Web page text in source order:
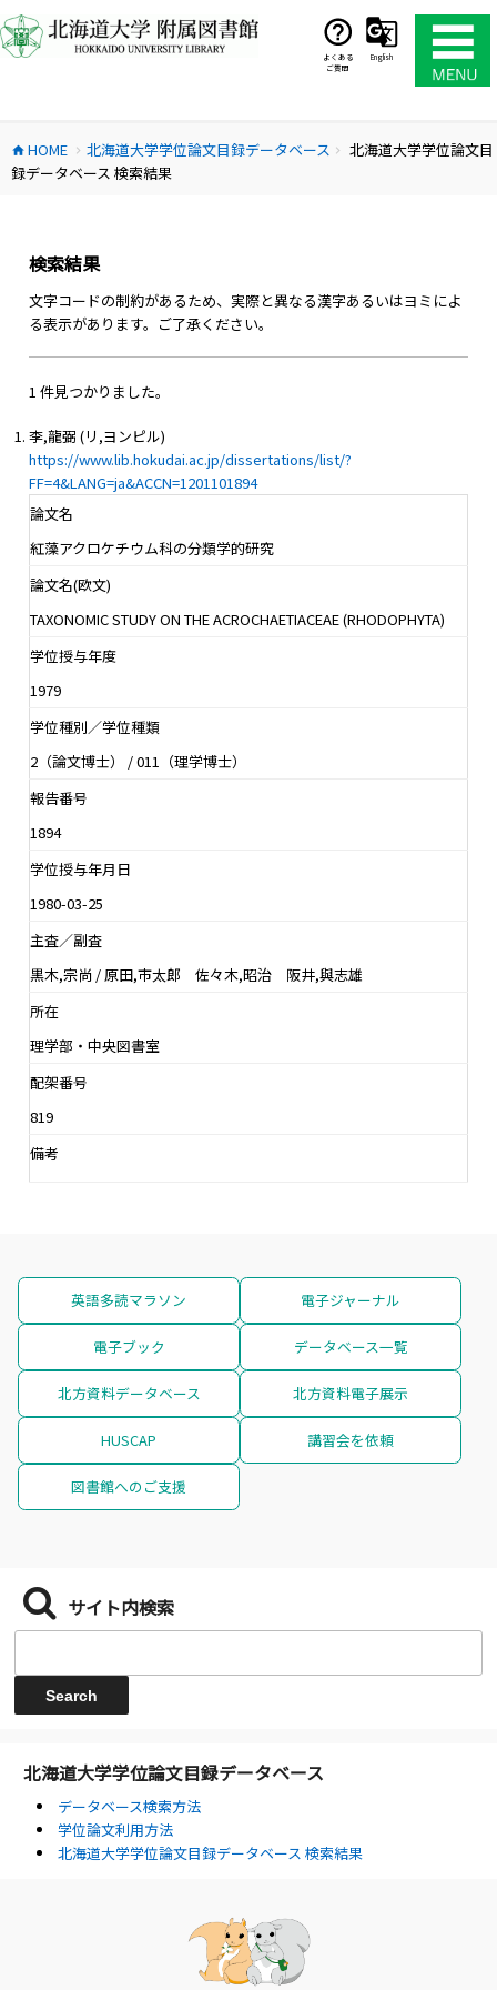
ン
テ
ス
キ
よくある
ご質問
English
home HOME chevron_right 北海道大学学位論文目録データベース chevron_right
北海道大学学位論文目
録データベース 検索結果
検索結果
文字コードの制約があるため、実際と異なる漢字あるいはヨミによ
る表示があります。ご了承ください。
1 件見つかりました。
李,龍弼 (リ,ヨンピル)
https://www.lib.hokudai.ac.jp/dissertations/list/?
FF=4&LANG=ja&ACCN=1201101894
論文名
紅藻アクロケチウム科の分類学的研究
論文名(欧文)
TAXONOMIC STUDY ON THE ACROCHAETIACEAE (RHODOPHYTA)
学位授与年度
1979
学位種別／学位種類
2（論文博士） / 011（理学博士）
報告番号
1894
学位授与年月日
1980-03-25
主査／副査
黒木,宗尚 / 原田,市太郎 佐々木,昭治 阪井,與志雄
所在
理学部・中央図書室
配架番号
819
備考
英語多読マラソン 電子ジャーナル
電子ブック データベース一覧
北方資料データベース 北方資料電子展示
HUSCAP 講習会を依頼
図書館へのご支援
サイト内検索
北海道大学学位論文目録データベース
データベース検索方法
学位論文利用方法
北海道大学学位論文目録データベース 検索結果